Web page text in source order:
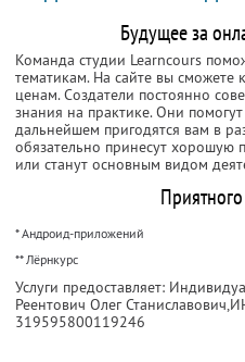
Будущее за
Команда студии Learncours
тематикам. На сайте вы сможете
ценам. Создатели постоянно
знания на практике. Они
дальнейшем пригодятся вам в
обязательно принесут хорошую
или станут основным видом
* Андроид-приложений
** Лёрнкурс
Услуги предоставляет:
Реентович Олег Станиславович,
319595800119246